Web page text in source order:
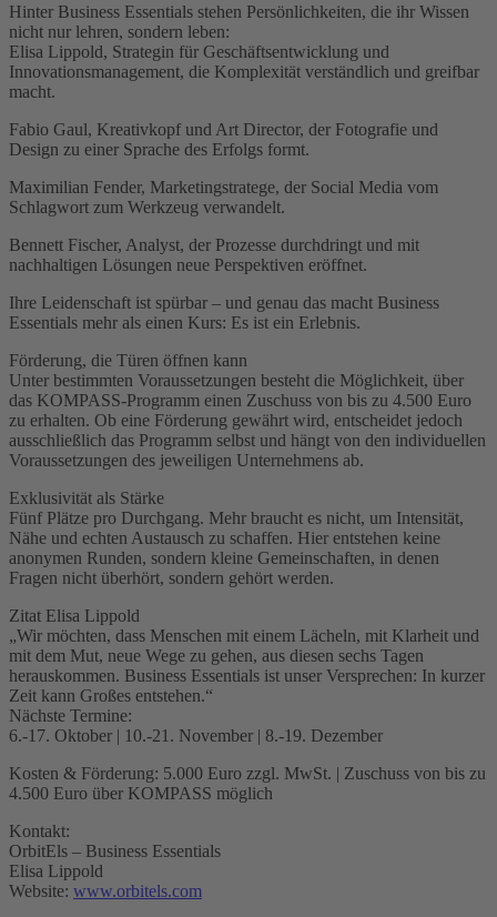
Hinter Business Essentials stehen Persönlichkeiten, die ihr Wissen
nicht nur lehren, sondern leben:
Elisa Lippold, Strategin für Geschäftsentwicklung und
Innovationsmanagement, die Komplexität verständlich und greifbar
macht.
Fabio Gaul, Kreativkopf und Art Director, der Fotografie und
Design zu einer Sprache des Erfolgs formt.
Maximilian Fender, Marketingstratege, der Social Media vom
Schlagwort zum Werkzeug verwandelt.
Bennett Fischer, Analyst, der Prozesse durchdringt und mit
nachhaltigen Lösungen neue Perspektiven eröffnet.
Ihre Leidenschaft ist spürbar – und genau das macht Business
Essentials mehr als einen Kurs: Es ist ein Erlebnis.
Förderung, die Türen öffnen kann
Unter bestimmten Voraussetzungen besteht die Möglichkeit, über
das KOMPASS-Programm einen Zuschuss von bis zu 4.500 Euro
zu erhalten. Ob eine Förderung gewährt wird, entscheidet jedoch
ausschließlich das Programm selbst und hängt von den individuellen
Voraussetzungen des jeweiligen Unternehmens ab.
Exklusivität als Stärke
Fünf Plätze pro Durchgang. Mehr braucht es nicht, um Intensität,
Nähe und echten Austausch zu schaffen. Hier entstehen keine
anonymen Runden, sondern kleine Gemeinschaften, in denen
Fragen nicht überhört, sondern gehört werden.
Zitat Elisa Lippold
„Wir möchten, dass Menschen mit einem Lächeln, mit Klarheit und
mit dem Mut, neue Wege zu gehen, aus diesen sechs Tagen
herauskommen. Business Essentials ist unser Versprechen: In kurzer
Zeit kann Großes entstehen.“
Nächste Termine:
6.-17. Oktober | 10.-21. November | 8.-19. Dezember
Kosten & Förderung: 5.000 Euro zzgl. MwSt. | Zuschuss von bis zu
4.500 Euro über KOMPASS möglich
Kontakt:
OrbitEls – Business Essentials
Elisa Lippold
Website: www.orbitels.com